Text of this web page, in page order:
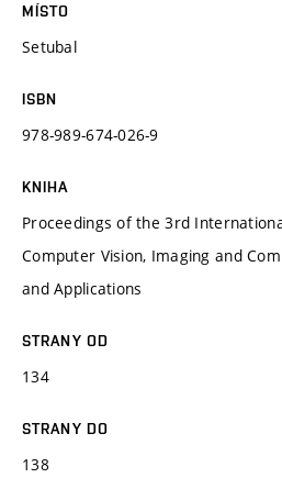
MÍSTO
Setubal
ISBN
978-989-674-026-9
KNIHA
Proceedings of the 3rd
Computer Vision, Imaging and
and Applications
STRANY OD
134
STRANY DO
138